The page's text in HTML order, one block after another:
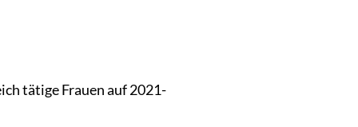
tätige Frauen auf 2021-